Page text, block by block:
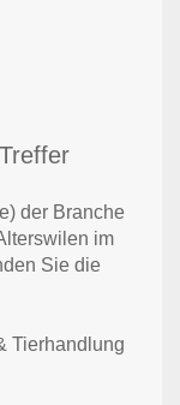
der Branche
im
Sie die
Tierhandlung